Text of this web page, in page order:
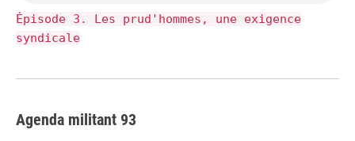
Épisode 3. Les prud'hommes, une exigence
syndicale
Agenda militant 93